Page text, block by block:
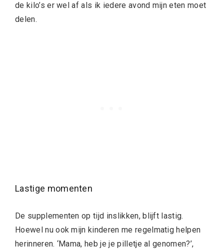
de kilo’s er wel af als ik iedere avond mijn eten moet
delen.
Lastige momenten
De supplementen op tijd inslikken, blijft lastig.
Hoewel nu ook mijn kinderen me regelmatig helpen
herinneren. ‘Mama, heb je je pilletje al genomen?’,